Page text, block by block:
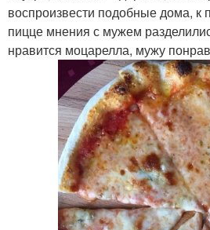
воспроизвести подобные дома, к
пицце мнения с мужем
нравится моцарелла, мужу